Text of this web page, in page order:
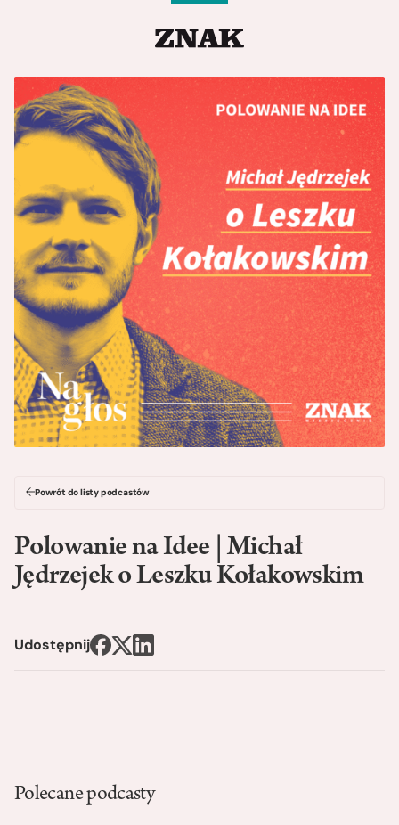
Powrót do listy podcastów
Polowanie na Idee | Michał
Jędrzejek o Leszku Kołakowskim
Udostępnij
Polecane podcasty